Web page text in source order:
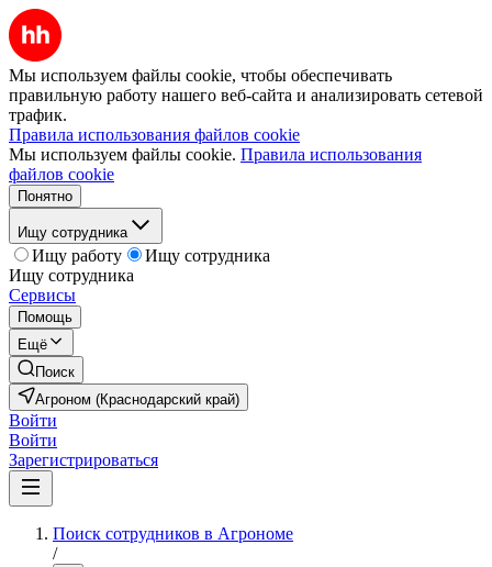
Мы используем файлы cookie, чтобы обеспечивать
правильную работу нашего веб-сайта и анализировать сетевой
трафик.
Правила использования файлов cookie
Мы используем файлы cookie. Правила использования
файлов cookie
Понятно
Ищу сотрудника
Ищу работу
Ищу сотрудника
Ищу сотрудника
Сервисы
Помощь
Ещё
Поиск
Агроном (Краснодарский край)
Войти
Войти
Зарегистрироваться
Поиск сотрудников в Агрономе
/